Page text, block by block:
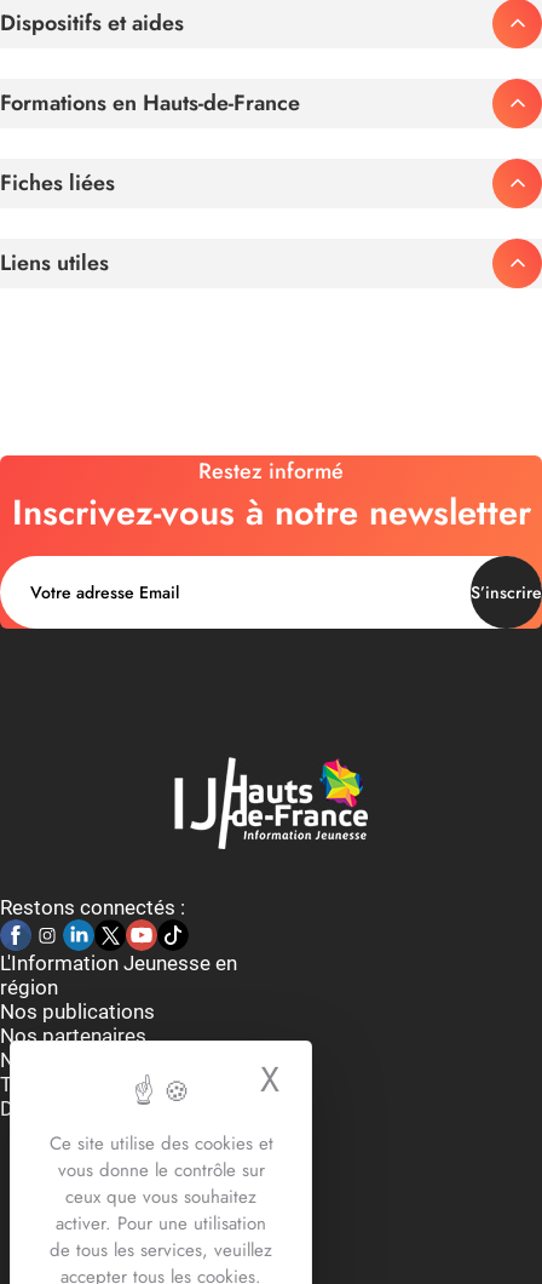
Ce site utilise des cookies et
vous donne le contrôle sur
ceux que vous souhaitez
activer. Pour une utilisation
de tous les services, veuillez
accepter tous les cookies.
X
Dispositifs et aides
Formations en Hauts-de-France
Fiches liées
Liens utiles
Restez informé
Inscrivez-vous à notre newsletter
S’inscrire
Restons connectés :
L'Information Jeunesse en
région
Nos publications
Nos partenaires
Nous contacter
Thématiques
Dispositifs et aides
Accueil du lundi au vendredi
9h-12h30 / 13h30 -17h30
2 rue Edouard Delesalle
59800 Lille
03.20.12.87.30
contact@crij-hdf.fr